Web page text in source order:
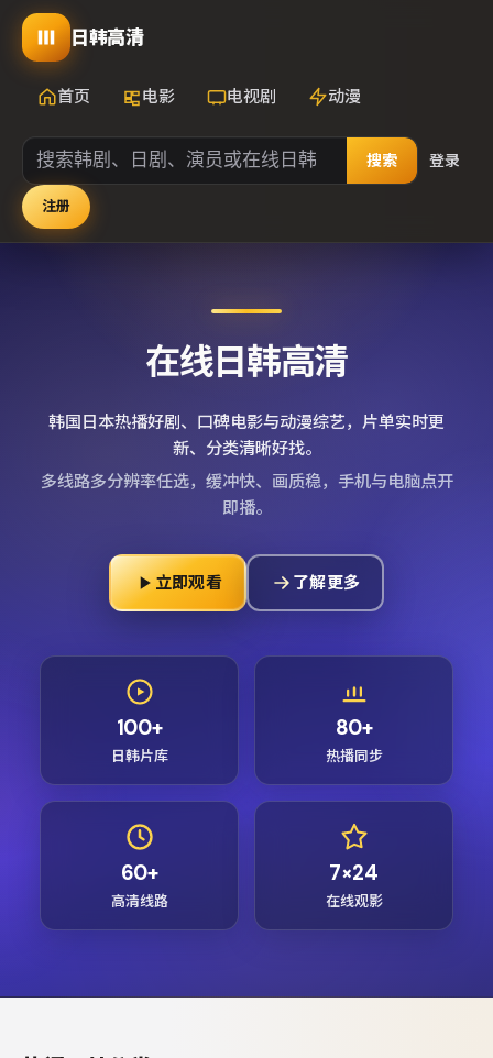
日韩高清
首页 电影 电视剧 动漫
搜索 登录
注册
在线日韩高清
韩国日本热播好剧、口碑电影与动漫综艺，片单实时更
新、分类清晰好找。
多线路多分辨率任选，缓冲快、画质稳，手机与电脑点开
即播。
立即观看 了解更多
100+
日韩片库
80+
热播同步
60+
高清线路
7×24
在线观影